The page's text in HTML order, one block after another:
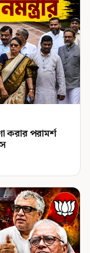
পরামর্শ